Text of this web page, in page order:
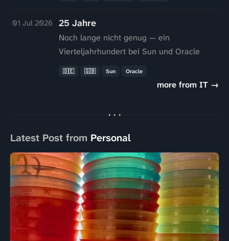
01 Jul 2026 25 Jahre
Noch lange nicht genug — ein
Vierteljahrhundert bei Sun und Oracle
🇩🇪 🇬🇧 Sun Oracle
more from IT →
Latest Post from Personal